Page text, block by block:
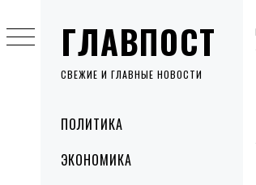
ГЛАВПОСТ
СВЕЖИЕ И ГЛАВНЫЕ НОВОСТИ
MenuПОЛИТИКА
ЭКОНОМИКА
to
content